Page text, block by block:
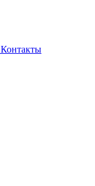
Контакты